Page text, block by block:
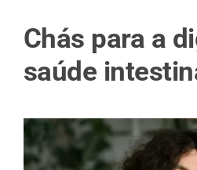
Chás para a
saúde